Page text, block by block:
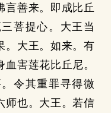
言善来。即成比丘
菩提心。大王当
。大王。如来。有
害莲花比丘尼。
令其重罪寻得微
师也。大王。若信